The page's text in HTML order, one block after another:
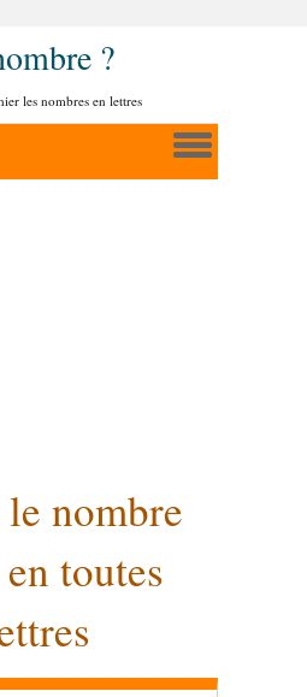
?
les nombres en lettres
nombre
toutes